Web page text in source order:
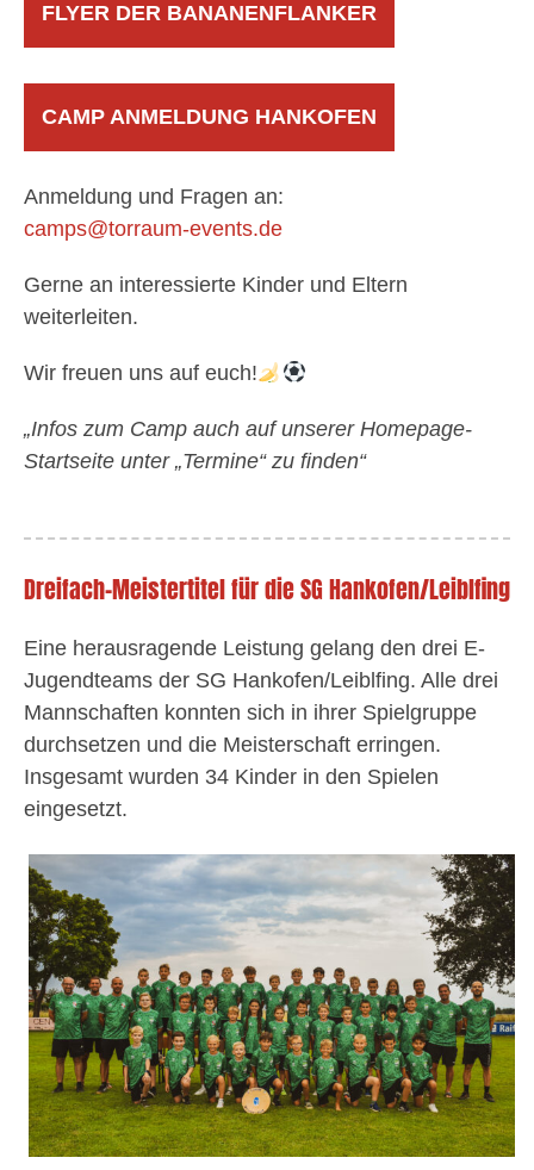
FLYER DER BANANENFLANKER
CAMP ANMELDUNG HANKOFEN
Anmeldung und Fragen an:
camps@torraum-events.de
Gerne an interessierte Kinder und Eltern
weiterleiten.
Wir freuen uns auf euch!
„Infos zum Camp auch auf unserer Homepage-
Startseite unter „Termine“ zu finden“
Dreifach-Meistertitel für die SG Hankofen/Leiblfing
Eine herausragende Leistung gelang den drei E-
Jugendteams der SG Hankofen/Leiblfing. Alle drei
Mannschaften konnten sich in ihrer Spielgruppe
durchsetzen und die Meisterschaft erringen.
Insgesamt wurden 34 Kinder in den Spielen
eingesetzt.